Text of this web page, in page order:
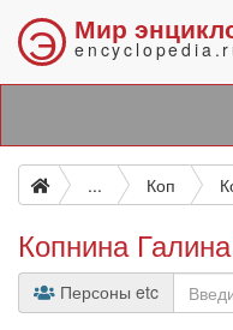
Э Мир
... Коп
Копнина
Персоны etc